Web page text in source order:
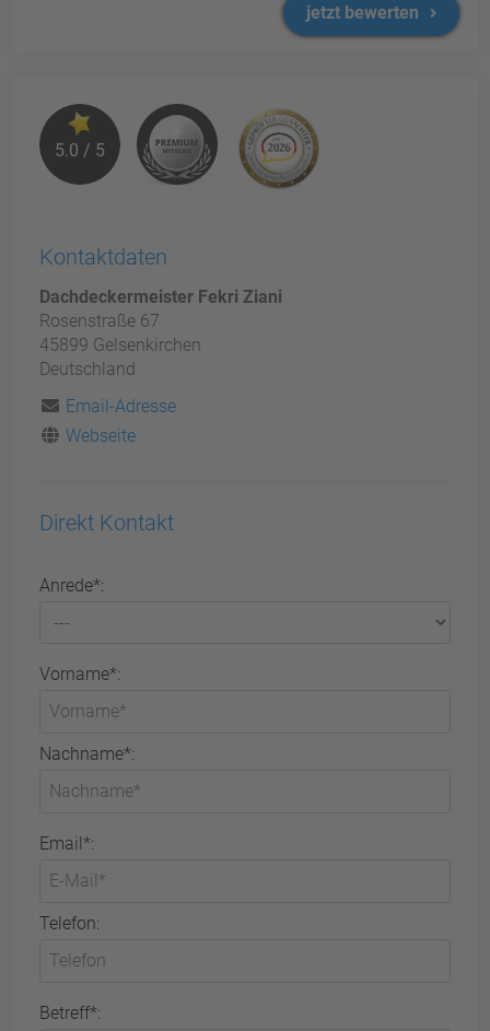
jetzt bewerten
5.0 / 5
Kontaktdaten
Dachdeckermeister Fekri Ziani
Rosenstraße 67
45899 Gelsenkirchen
Deutschland
Email-Adresse
Webseite
Direkt Kontakt
Anrede*:
Vorname*:
Nachname*:
Email*:
Telefon:
Betreff*: